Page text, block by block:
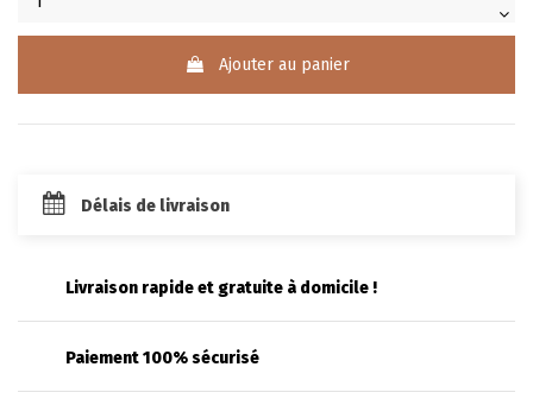
Ajouter au panier
Délais de livraison
Livraison rapide et gratuite à domicile !
Paiement 100% sécurisé